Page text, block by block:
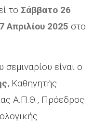
το Σάββατο 26
Απριλίου 2025 στο
είναι ο
, Καθηγητής
Α.Π.Θ., Πρόεδρος